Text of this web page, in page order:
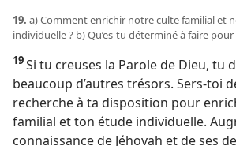
19. a) Comment enrichir notre culte familial et
individuelle ? b) Qu’es-​tu déterminé à faire
19Si tu creuses la Parole de Dieu, tu
beaucoup d’autres trésors. Sers-​toi
recherche à ta disposition pour
familial et ton étude individuelle.
connaissance de Jéhovah et de ses